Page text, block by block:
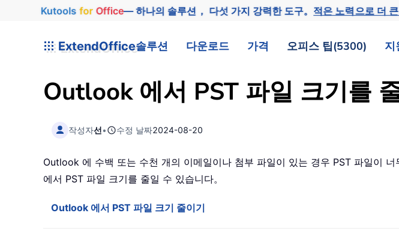
Kutools for Office— 하나의 솔루션， 다섯 가지 강력한 도구。적은 노력으로 더
ExtendOffice솔루션 다운로드 가격 오피스 팁(5300) 지
Outlook 에서 PST 파일 크기를
작성자선• 수정 날짜2024-08-20
Outlook 에 수백 또는 수천 개의 이메일이나 첨부 파일이 있는 경우 PST 파일이
에서 PST 파일 크기를 줄일 수 있습니다。
Outlook 에서 PST 파일 크기 줄이기